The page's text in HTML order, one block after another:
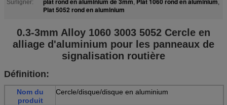
Surligner:
, ,
Plat 5052 rond en aluminium
0.3-3mm Alloy 1060 3003 5052 Cercle en
alliage d'aluminium pour les panneaux de
signalisation routière
Définition:
Nom du
produit
Cercle/disque/disque en aluminium